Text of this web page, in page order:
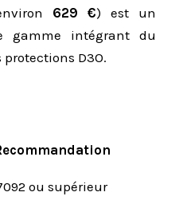
629 €) est un
gamme intégrant du
protections D3O.
ou supérieur